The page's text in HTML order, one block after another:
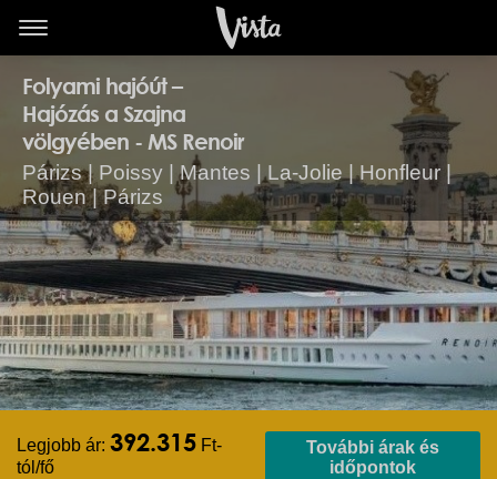
Folyami hajóút –
Hajózás a Szajna
völgyében - MS Renoir
Párizs | Poissy | Mantes | La-Jolie | Honfleur |
Rouen | Párizs
Legjobb ár: 392.315 Ft-
tól/fő
További árak és
időpontok